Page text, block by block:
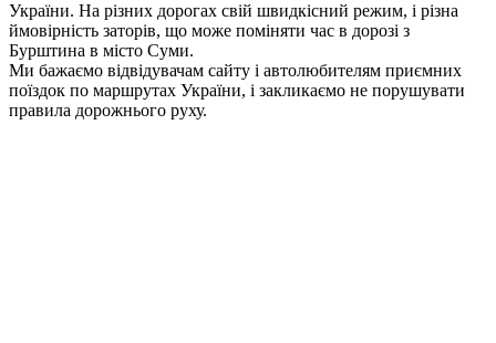
України. На різних дорогах свій швидкісний режим, і різна
ймовірність заторів, що може поміняти час в дорозі з
Бурштина в місто Суми.
Ми бажаємо відвідувачам сайту і автолюбителям приємних
поїздок по маршрутах України, і закликаємо не порушувати
правила дорожнього руху.